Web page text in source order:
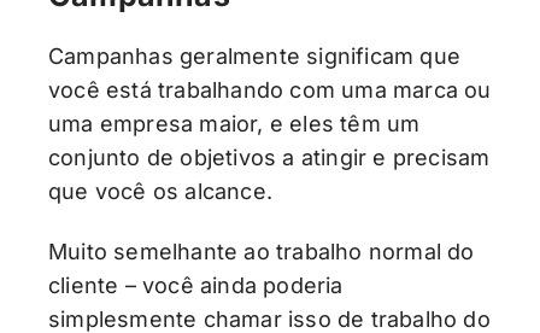
Campanhas geralmente significam que
você está trabalhando com uma marca ou
uma empresa maior, e eles têm um
conjunto de objetivos a atingir e precisam
que você os alcance.
Muito semelhante ao trabalho normal do
cliente – você ainda poderia
simplesmente chamar isso de trabalho do